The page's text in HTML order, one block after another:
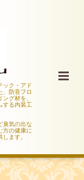
ック・アド
、防音フロ
グ材を、
する内装工
臭気の出な
方の健康に
ます。